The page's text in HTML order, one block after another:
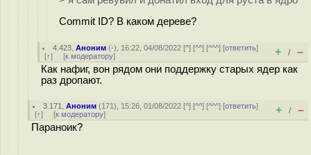
Commit ID? В каком дереве?
4.423 ,Аноним (-), 16:22, 04/08/2022 [^] [^^] [^^^] [ответить]
[↑] [к модератору] + / –
Как нафиг, вон рядом они поддержку старых ядер как
раз дропают.
3.171 ,Аноним (171), 15:26, 01/08/2022 [^] [^^] [^^^] [ответить]
[↑] [к модератору] + / –
Параноик?